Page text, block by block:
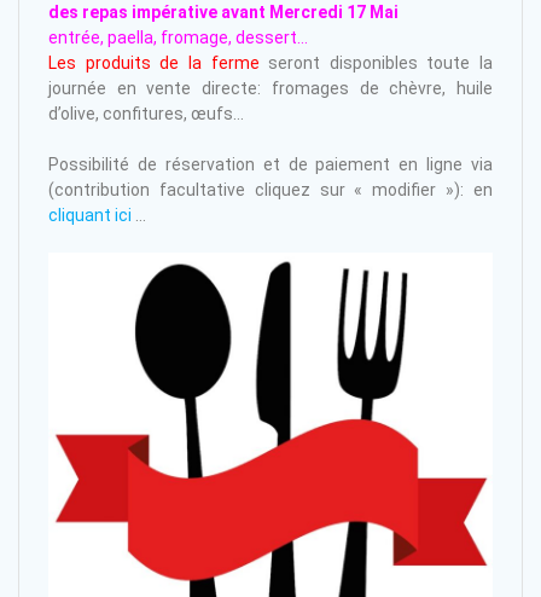
des repas impérative avant Mercredi 17 Mai
entrée, paella, fromage, dessert…
Les produits de la ferme seront disponibles toute la
journée en vente directe: fromages de chèvre, huile
d’olive, confitures, œufs…
Possibilité de réservation et de paiement en ligne via
(contribution facultative cliquez sur « modifier »): en
cliquant ici …